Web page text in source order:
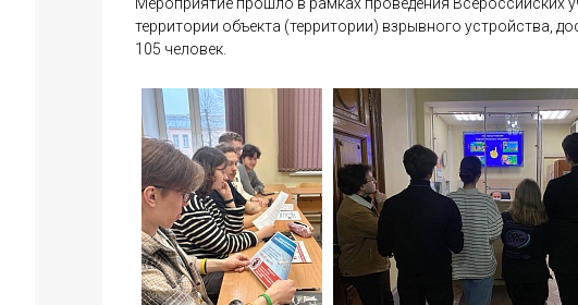
территории объекта (территории) взрывного устройства,
105 человек.